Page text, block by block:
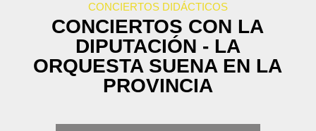
CONCIERTOS DIDÁCTICOS
CONCIERTOS CON LA
DIPUTACIÓN - LA
ORQUESTA SUENA EN LA
PROVINCIA